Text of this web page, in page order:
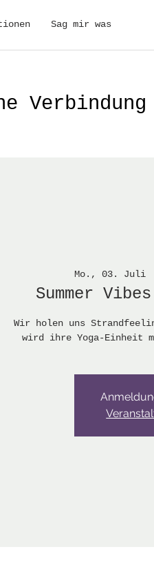
Sag mir was
Verbindung
Mo., 03. Juli
Summer
Wir holen uns
wird ihre Yoga-Einheit